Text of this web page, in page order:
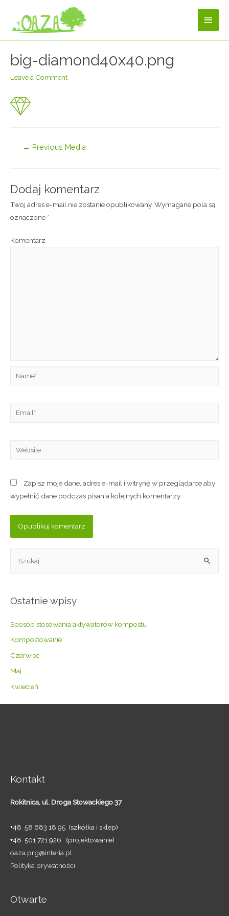
big-diamond40x40.png
Leave a Comment
← Previous Media
Dodaj komentarz
Twój adres e-mail nie zostanie opublikowany. Wymagane pola są
oznaczone *
Komentarz
Zapisz moje dane, adres e-mail i witrynę w przeglądarce aby
wypełnić dane podczas pisania kolejnych komentarzy.
Ostatnie wpisy
Sposób stosowania aktywatorów kompostu
Kompostowanie
Czerwiec
Maj
Kwiecień
Kontakt
Rokitnica, ul. Droga Słowackiego 37
+48 58 683 18 95 (szkółka i sklep)
+48 501 721 926 (projektowanie)
oaza.prg@interia.pl
Polityka prywatności
Otwarte